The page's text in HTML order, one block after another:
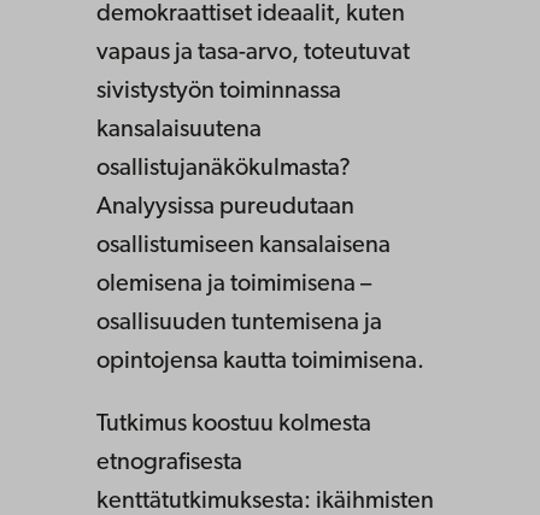
demokraattiset ideaalit, kuten
vapaus ja tasa-arvo, toteutuvat
sivistystyön toiminnassa
kansalaisuutena
osallistujanäkökulmasta?
Analyysissa pureudutaan
osallistumiseen kansalaisena
olemisena ja toimimisena –
osallisuuden tuntemisena ja
opintojensa kautta toimimisena.
Tutkimus koostuu kolmesta
etnografisesta
kenttätutkimuksesta: ikäihmisten